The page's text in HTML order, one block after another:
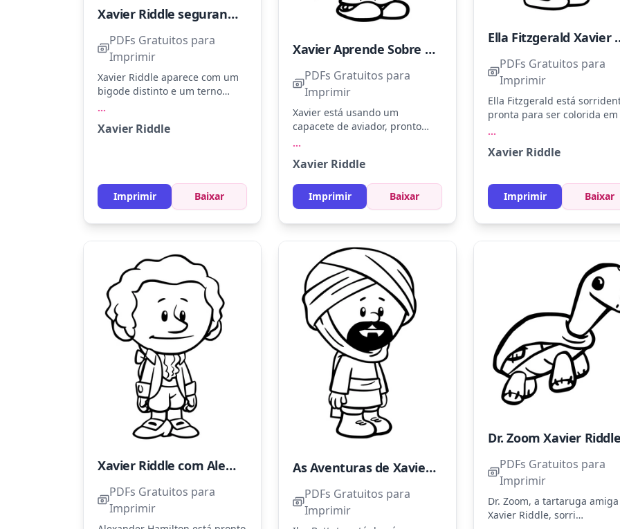
Xavier Riddle segurando uma bola de basquete, inspirado por James Naismith
PDFs Gratuitos para
Imprimir
Xavier Riddle aparece com um
bigode distinto e um terno
terno, use azul marinho e para
profundidade e destacar sua
personalidade única.
...
Xavier Riddle
Imprimir Baixar
Xavier Aprende Sobre Amelia Earhart
PDFs Gratuitos para
Imprimir
Xavier está usando um
capacete de aviador, pronto
marrom e a roupa com azul e
vermelho. Experimente
adicionar sombras para dar
profundidade ao desenho.
...
Xavier Riddle
Imprimir Baixar
Ella
PDFs Gratuitos para
Imprimir
Ella Fitzgerald está
pronta para ser colorida em
para os cabelos. Uma dica
coloridos nos acessórios
realçar sua personalidade
única.
...
Xavier Riddle
Imprimir Baixar
Xavier Riddle com Alexander Hamilton
PDFs Gratuitos para
Imprimir
As Aventuras de Xavier com Ibn Battuta
PDFs Gratuitos para
Imprimir
Dr. Zoom Xavier Riddle
PDFs Gratuitos para
Imprimir
Dr. Zoom, a tartaruga
Xavier Riddle, sorri